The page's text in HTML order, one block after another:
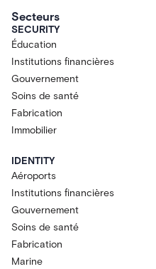
Secteurs
SECURITY
Éducation
Institutions financières
Gouvernement
Soins de santé
Fabrication
Immobilier
IDENTITY
Aéroports
Institutions financières
Gouvernement
Soins de santé
Fabrication
Marine